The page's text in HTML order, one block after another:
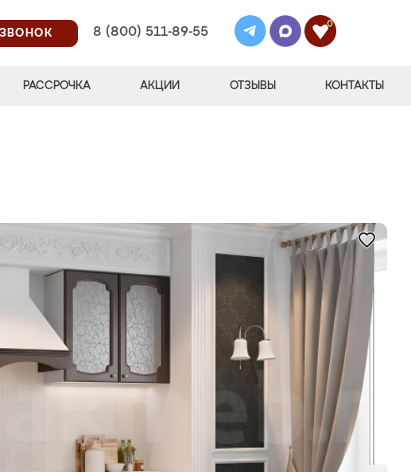
8 (800) 511-89-55
0
РАССРОЧКА АКЦИИ ОТЗЫВЫ КОНТАКТЫ